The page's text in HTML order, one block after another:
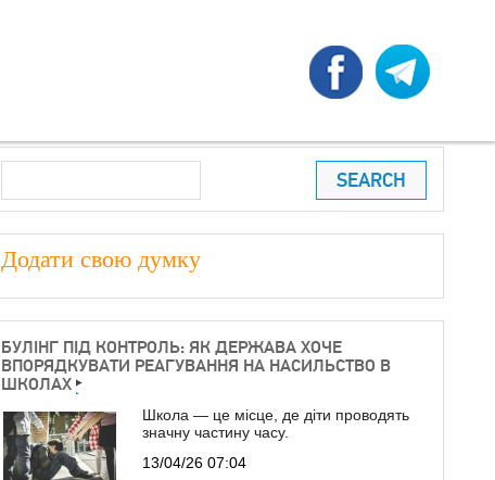
Search
Додати свою думку
БУЛІНГ ПІД КОНТРОЛЬ: ЯК ДЕРЖАВА ХОЧЕ
ВПОРЯДКУВАТИ РЕАГУВАННЯ НА НАСИЛЬСТВО В
ШКОЛАХ
Школа — це місце, де діти проводять
значну частину часу.
13/04/26 07:04